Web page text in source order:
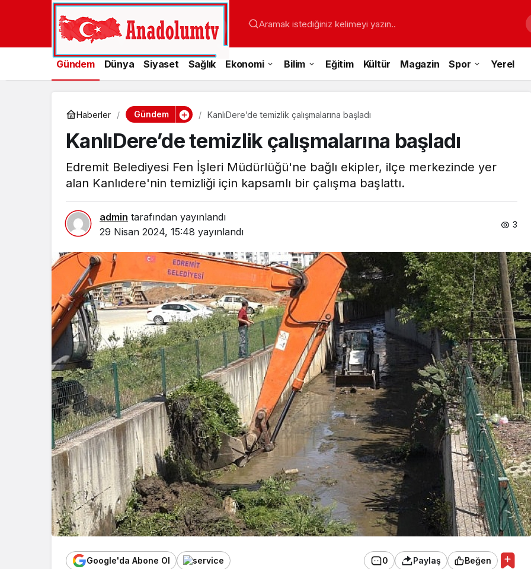
Aramak istediğiniz kelimeyi yazın..
Gündem Dünya Siyaset Sağlık Ekonomi Bilim Eğitim Kültür Magazin Spor Yerel
Haberler Gündem KanlıDere’de temizlik çalışmalarına başladı
KanlıDere’de temizlik çalışmalarına başladı
Edremit Belediyesi Fen İşleri Müdürlüğü'ne bağlı ekipler, ilçe merkezinde yer
alan Kanlıdere'nin temizliği için kapsamlı bir çalışma başlattı.
admin tarafından yayınlandı
29 Nisan 2024, 15:48 yayınlandı
3
Google'da Abone Ol 0 Paylaş Beğen
Spor
Türkiye’nin En Uzun
Maratonu Başladı
Ekonomi
Tarım ve Gıdada Akıllı
Dönem Başladı!